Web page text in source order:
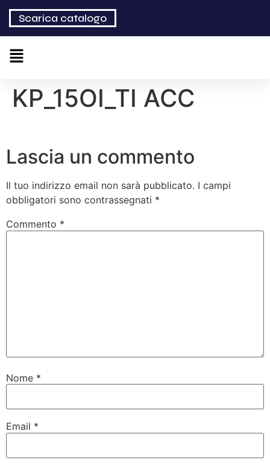
Scarica catalogo
KP_15OI_TI ACC
Lascia un commento
Il tuo indirizzo email non sarà pubblicato. I campi
obbligatori sono contrassegnati *
Commento *
Nome *
Email *